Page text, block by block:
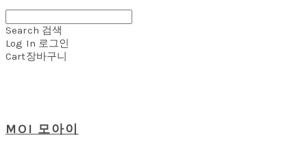
Search 검색
Log In 로그인
Cart장바구니
MOI 모아이